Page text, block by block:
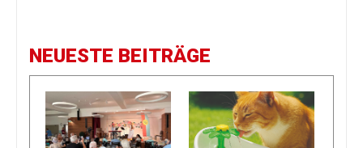
NEUESTE BEITRÄGE